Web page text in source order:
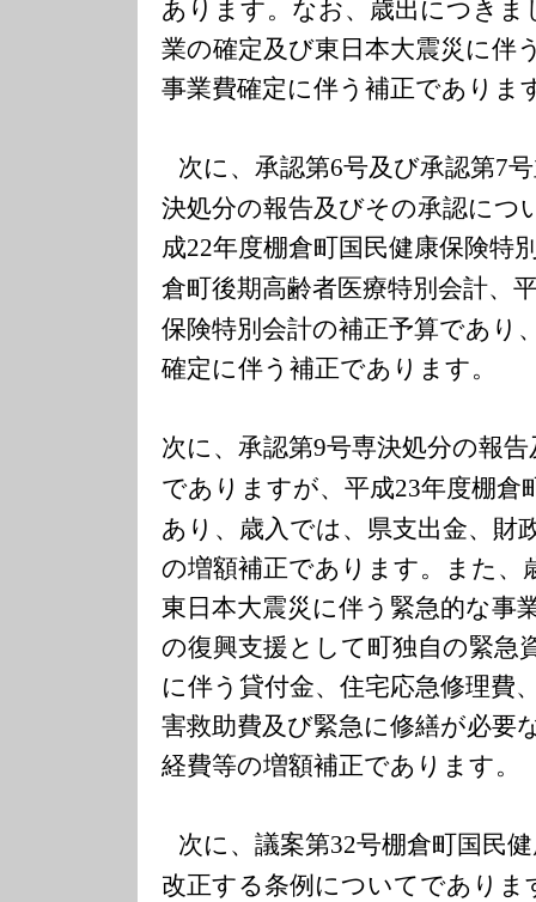
あります。なお、歳出につき
業の確定及び東日本大震災に伴
事業費確定に伴う補正でありま
次に、承認第6号及び承認第7
決処分の報告及びその承認につ
成22年度棚倉町国民健康保険特
倉町後期高齢者医療特別会計、
保険特別会計の補正予算であり
確定に伴う補正であります。
次に、承認第9号専決処分の報
でありますが、平成23年度棚倉
あり、歳入では、県支出金、財
の増額補正であります。また
東日本大震災に伴う緊急的な事
の復興支援として町独自の緊急
に伴う貸付金、住宅応急修理費
害救助費及び緊急に修繕が必要
経費等の増額補正であります。
次に、議案第32号棚倉町国民
改正する条例についてであり